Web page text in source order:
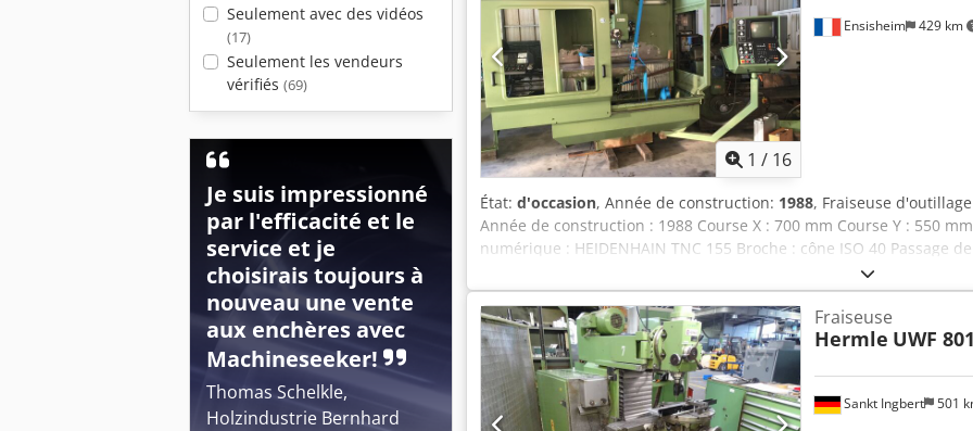
Seulement avec des vidéos
(17)
Seulement les vendeurs
vérifiés (69)
Je suis impressionné
par l'efficacité et le
service et je
choisirais toujours à
nouveau une vente
aux enchères avec
Machineseeker!
Thomas Schelkle,
Holzindustrie Bernhard
1 / 16
Ensisheim 429 km
État: d'occasion, Année de construction: 1988, Fraiseuse d'outillage
Année de construction : 1988 Course X : 700 mm Course Y : 550
numérique : HEIDENHAIN TNC 155 Broche : cône ISO 40 Passage
de 25 à 3150 t/min. Surface table : 1000 x 500 mm Course du
Crjdezm Sphopfx Akcsf Moteur de broche : 6,9 kW Poids : 3,3 T
Sankt Ingbert 501
Fraiseuse
Hermle UWF 801